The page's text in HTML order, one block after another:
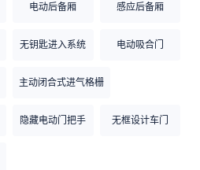
电动后备厢 感应后备厢
无钥匙进入系统 电动吸合门
主动闭合式进气格栅
隐藏电动门把手 无框设计车门